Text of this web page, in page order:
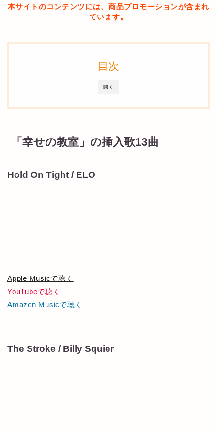
本サイトのコンテンツには、商品プロモーションが含まれ
ています。
開く
目次
「幸せの教室」の挿入歌13曲
Hold On Tight / ELO
Apple Musicで聴く
YouTubeで聴く
Amazon Musicで聴く
The Stroke / Billy Squier